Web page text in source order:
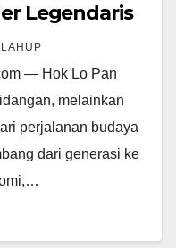
Legendaris
— Hok Lo Pan
melainkan
perjalanan budaya
dari generasi ke